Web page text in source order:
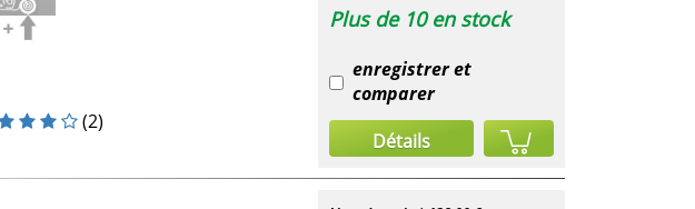
(2)
Plus de 10 en stock
enregistrer et
comparer
Détails